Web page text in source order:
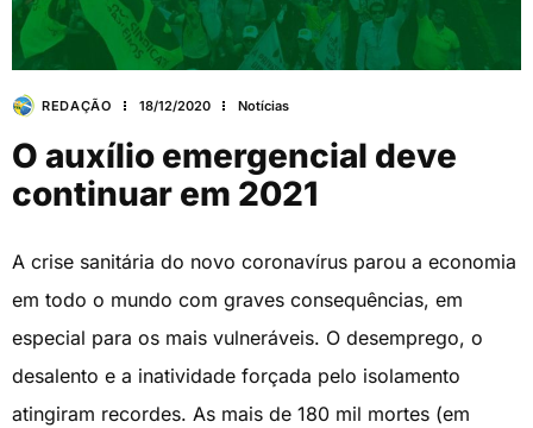
REDAÇÃO 18/12/2020 Notícias
O auxílio emergencial deve
continuar em 2021
A crise sanitária do novo coronavírus parou a economia
em todo o mundo com graves consequências, em
especial para os mais vulneráveis. O desemprego, o
desalento e a inatividade forçada pelo isolamento
atingiram recordes. As mais de 180 mil mortes (em